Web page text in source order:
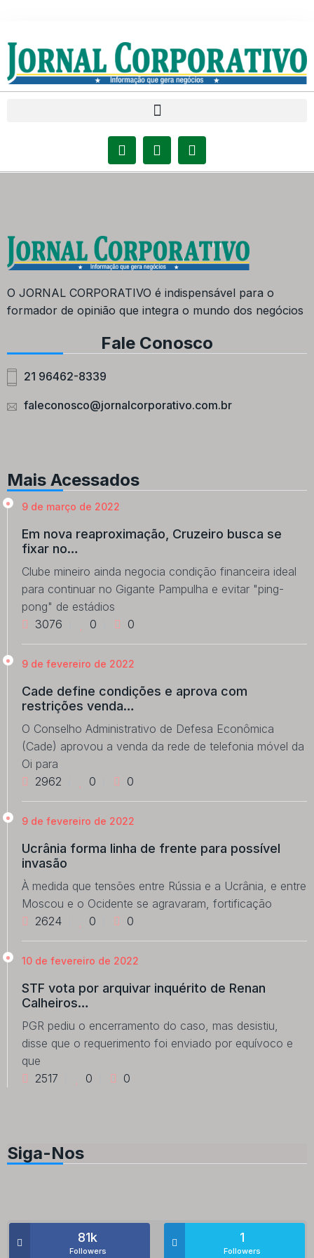
O JORNAL CORPORATIVO é indispensável para o
formador de opinião que integra o mundo dos negócios
Fale Conosco
21 96462-8339
faleconosco@jornalcorporativo.com.br
Mais Acessados
9 de março de 2022
Em nova reaproximação, Cruzeiro busca se
fixar no…
Clube mineiro ainda negocia condição financeira ideal
para continuar no Gigante Pampulha e evitar "ping-
pong" de estádios
3076
0 0
9 de fevereiro de 2022
Cade define condições e aprova com
restrições venda…
O Conselho Administrativo de Defesa Econômica
(Cade) aprovou a venda da rede de telefonia móvel da
Oi para
2962
0 0
9 de fevereiro de 2022
Ucrânia forma linha de frente para possível
invasão
À medida que tensões entre Rússia e a Ucrânia, e entre
Moscou e o Ocidente se agravaram, fortificação
2624
0 0
10 de fevereiro de 2022
STF vota por arquivar inquérito de Renan
Calheiros…
PGR pediu o encerramento do caso, mas desistiu,
disse que o requerimento foi enviado por equívoco e
que
2517
0 0
Siga-Nos
81k
Followers
1
Followers